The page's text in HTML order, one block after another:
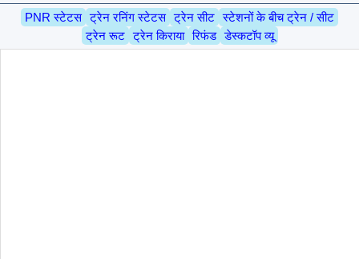
PNR स्टेटस ट्रेन रनिंग स्टेटस ट्रेन सीट स्टेशनों के बीच ट्रेन / सीट
ट्रेन रूट ट्रेन किराया रिफंड डेस्कटॉप व्यू